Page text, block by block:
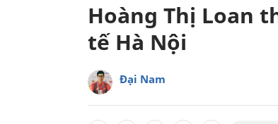
Hoàng Thị Loan
tế Hà Nội
Đại Nam